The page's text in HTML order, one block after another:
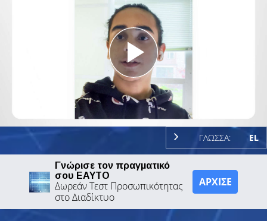
Play
Video
ΓΛΩΣΣΑ: EL
Γνώρισε τον πραγματικό
σου ΕΑΥΤΟ
Δωρεάν Τεστ Προσωπικότητας
στο Διαδίκτυο
ΑΡΧΙΣΕ